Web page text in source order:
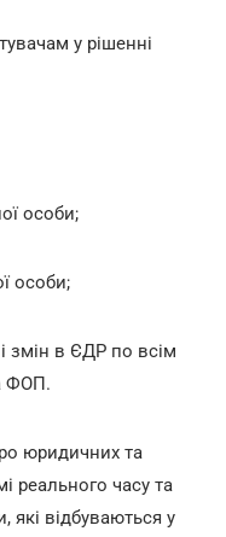
у рішенні
особи;
особи;
змін в ЄДР по всім
ФОП.
юридичних та
реального часу та
які відбуваються у